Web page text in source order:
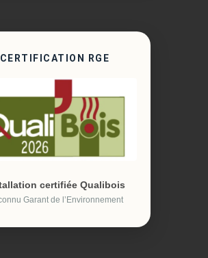
CERTIFICATION RGE
certifiée Qualibois
Garant de l’Environnement